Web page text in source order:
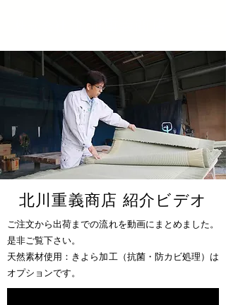
北川重義商店 紹介ビデオ
ご注文から出荷までの流れを動画にまとめました。
是非ご覧下さい。
天然素材使用：きよら加工（抗菌・防カビ処理）は
オプションです。